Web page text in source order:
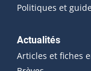
Politiques et
Actualités
Articles et fiches